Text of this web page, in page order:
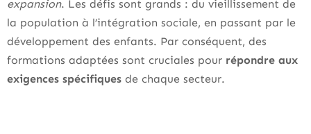
expansion. Les défis sont grands : du vieillissement de
la population à l’intégration sociale, en passant par le
développement des enfants. Par conséquent, des
formations adaptées sont cruciales pour répondre aux
exigences spécifiques de chaque secteur.